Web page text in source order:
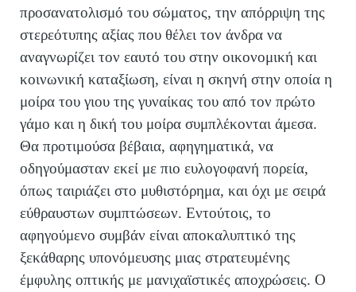
προσανατολισμό του σώματος, την απόρριψη της
στερεότυπης αξίας που θέλει τον άνδρα να
αναγνωρίζει τον εαυτό του στην οικονομική και
κοινωνική καταξίωση, είναι η σκηνή στην οποία η
μοίρα του γιου της γυναίκας του από τον πρώτο
γάμο και η δική του μοίρα συμπλέκονται άμεσα.
Θα προτιμούσα βέβαια, αφηγηματικά, να
οδηγούμασταν εκεί με πιο ευλογοφανή πορεία,
όπως ταιριάζει στο μυθιστόρημα, και όχι με σειρά
εύθραυστων συμπτώσεων. Εντούτοις, το
αφηγούμενο συμβάν είναι αποκαλυπτικό της
ξεκάθαρης υπονόμευσης μιας στρατευμένης
έμφυλης οπτικής με μανιχαϊστικές αποχρώσεις. Ο